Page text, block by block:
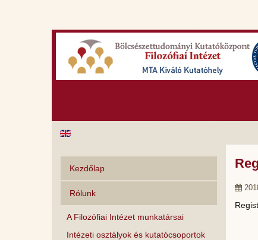
Kezdőlap
Rólunk
A Filozófiai Intézet munkatársai
Intézeti osztályok és kutatócsoportok